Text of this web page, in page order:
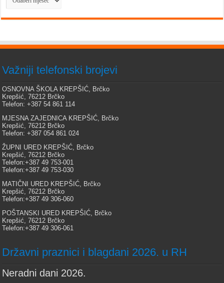
Važniji telefonski brojevi
OSNOVNA ŠKOLA KREPŠIĆ, Brčko
Krepšić, 76212 Brčko
Telefon: +387 54 861 114
MJESNA ZAJEDNICA KREPŠIĆ, Brčko
Krepšić, 76212 Brčko
Telefon: +387 054 861 024
ŽUPNI URED KREPŠIĆ, Brčko
Krepšić, 76212 Brčko
Telefon:+387 49 753-001
Telefon:+387 49 753-030
MATIČNI URED KREPŠIĆ, Brčko
Krepšić, 76212 Brčko
Telefon:+387 49 306-060
POŠTANSKI URED KREPŠIĆ, Brčko
Krepšić, 76212 Brčko
Telefon:+387 49 306-061
Državni praznici i blagdani 2026. u RH
Neradni dani 2026.